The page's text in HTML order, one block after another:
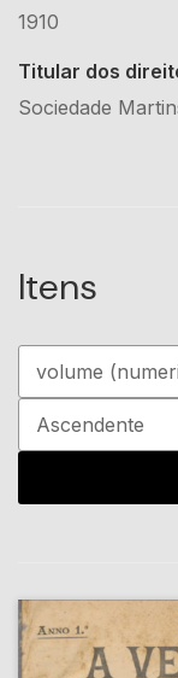
1910
Titular dos
Sociedade
Itens